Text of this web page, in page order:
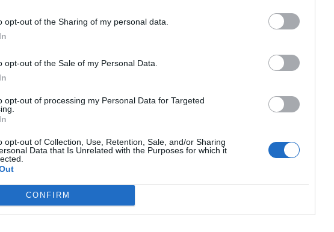
opt-out of the Sharing of my personal data.
opt-out of the Sale of my Personal Data.
opt-out of processing my Personal Data for Targeted
opt-out of Collection, Use, Retention, Sale, and/or Sharing
Data that Is Unrelated with the Purposes for which it
CONFIRM
στο επίκεντρο της δημοσιότητας με την Apple να προβαίνει σε επίσημες
iPhone
όλα τα τεχνολογικά νέα, ή προσθέστε μας στον RSS feed reader και στα